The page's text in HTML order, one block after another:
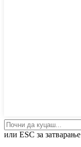
или ESC за затварање